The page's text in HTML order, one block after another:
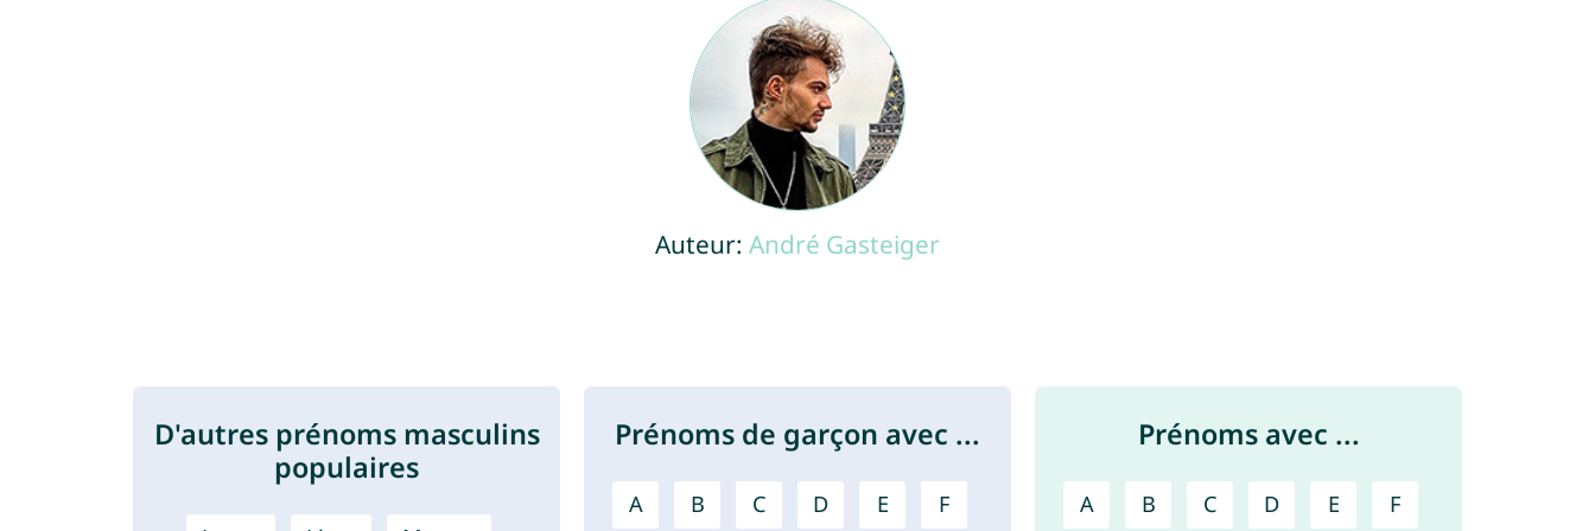
Auteur: André Gasteiger
D'autres prénoms masculins
populaires
Prénoms de garçon avec ...
A B C D E F
Prénoms avec ...
A B C D E F